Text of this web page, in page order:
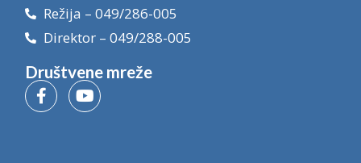
Režija – 049/286-005
Direktor – 049/288-005
Društvene mreže